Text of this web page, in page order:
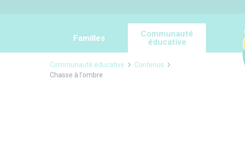
Familles
Communauté
éducative
Communauté éducative
Contenus
Chasse à l'ombre